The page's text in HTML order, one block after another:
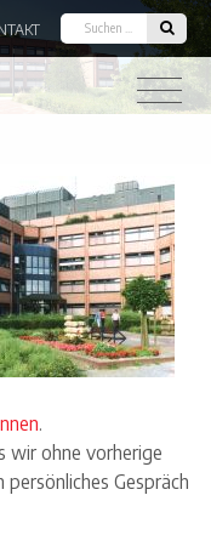
wir ohne vorherige
Gespräch